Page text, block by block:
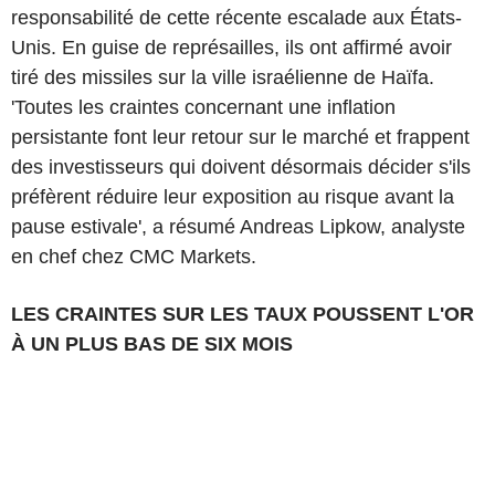
responsabilité de cette récente escalade aux États-
Unis. En guise de représailles, ils ont affirmé avoir
tiré des missiles sur la ville israélienne de Haïfa.
'Toutes les craintes concernant une inflation
persistante font leur retour sur le marché et frappent
des investisseurs qui doivent désormais décider s'ils
préfèrent réduire leur exposition au risque avant la
pause estivale', a résumé Andreas Lipkow, analyste
en chef chez CMC Markets.
LES CRAINTES SUR LES TAUX POUSSENT L'OR
À UN PLUS BAS DE SIX MOIS